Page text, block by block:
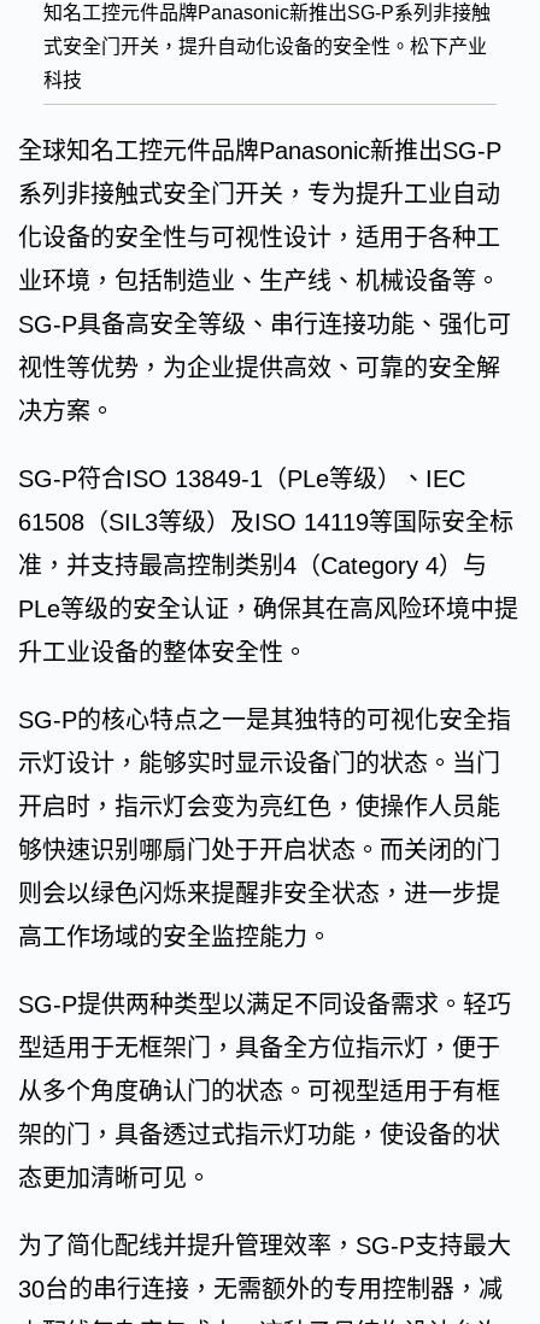
知名工控元件品牌Panasonic新推出SG-P系列非接触
式安全门开关，提升自动化设备的安全性。松下产业
科技
全球知名工控元件品牌Panasonic新推出SG-P
系列非接触式安全门开关，专为提升工业自动
化设备的安全性与可视性设计，适用于各种工
业环境，包括制造业、生产线、机械设备等。
SG-P具备高安全等级、串行连接功能、强化可
视性等优势，为企业提供高效、可靠的安全解
决方案。
SG-P符合ISO 13849-1（PLe等级）、IEC
61508（SIL3等级）及ISO 14119等国际安全标
准，并支持最高控制类别4（Category 4）与
PLe等级的安全认证，确保其在高风险环境中提
升工业设备的整体安全性。
SG-P的核心特点之一是其独特的可视化安全指
示灯设计，能够实时显示设备门的状态。当门
开启时，指示灯会变为亮红色，使操作人员能
够快速识别哪扇门处于开启状态。而关闭的门
则会以绿色闪烁来提醒非安全状态，进一步提
高工作场域的安全监控能力。
SG-P提供两种类型以满足不同设备需求。轻巧
型适用于无框架门，具备全方位指示灯，便于
从多个角度确认门的状态。可视型适用于有框
架的门，具备透过式指示灯功能，使设备的状
态更加清晰可见。
为了简化配线并提升管理效率，SG-P支持最大
30台的串行连接，无需额外的专用控制器，减